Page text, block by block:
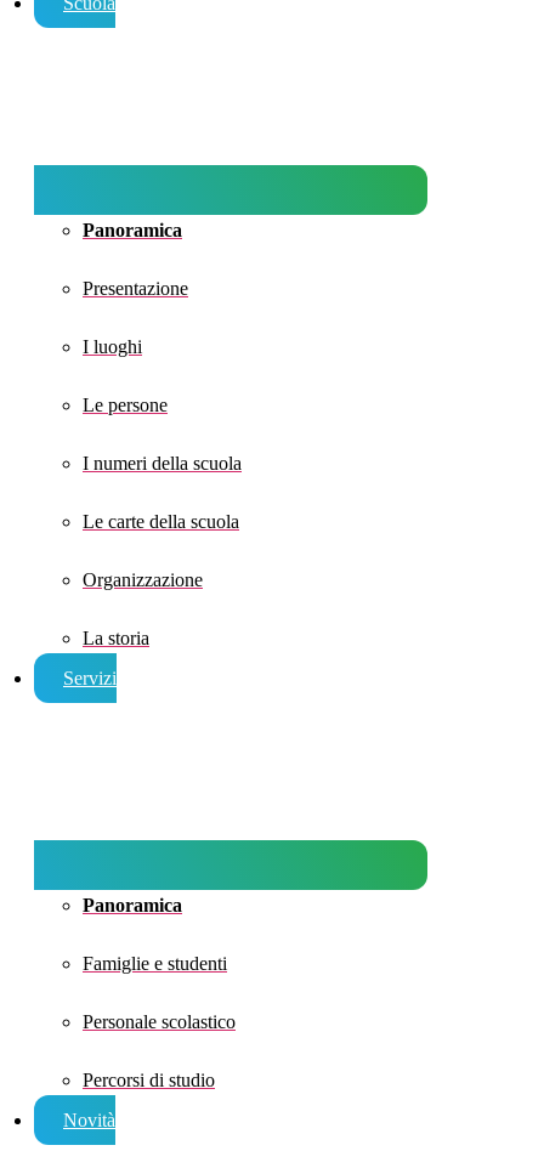
Panoramica
Presentazione
I luoghi
Le persone
I numeri della scuola
Le carte della scuola
Organizzazione
La storia
Servizi
Panoramica
Famiglie e studenti
Personale scolastico
Percorsi di studio
Novità